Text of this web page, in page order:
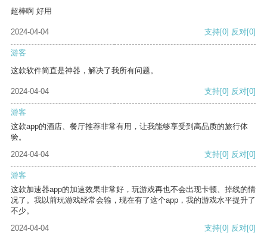
超棒啊 好用
2024-04-04 支持[0] 反对[0]
游客
这款软件简直是神器，解决了我所有问题。
2024-04-04 支持[0] 反对[0]
游客
这款app的酒店、餐厅推荐非常有用，让我能够享受到高品质的旅行体
验。
2024-04-04
支持[0] 反对[0]
游客
这款加速器app的加速效果非常好，玩游戏再也不会出现卡顿、掉线的情
况了。我以前玩游戏经常会输，现在有了这个app，我的游戏水平提升了
不少。
2024-04-04
支持[0] 反对[0]